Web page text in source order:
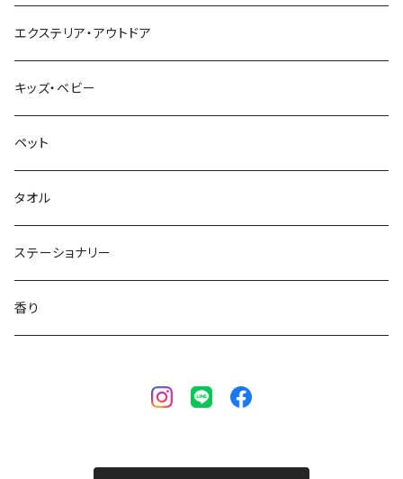
エクステリア・アウトドア
キッズ・ベビー
ペット
タオル
ステーショナリー
香り